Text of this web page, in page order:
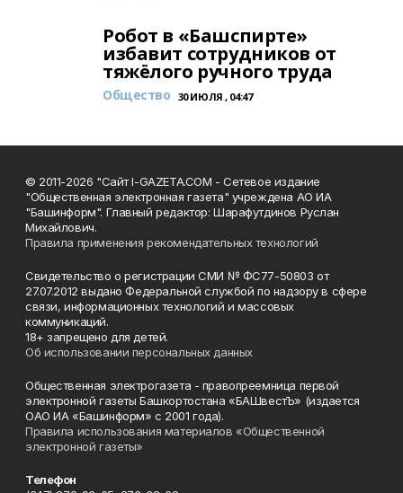
Робот в «Башспирте»
избавит сотрудников от
тяжёлого ручного труда
Общество 30 ИЮЛЯ , 04:47
© 2011-2026 "Сайт I-GAZETA.COM - Сетевое издание
"Общественная электронная газета" учреждена АО ИА
"Башинформ". Главный редактор: Шарафутдинов Руслан
Михайлович.
Правила применения рекомендательных технологий
Свидетельство о регистрации СМИ № ФС77-50803 от
27.07.2012 выдано Федеральной службой по надзору в сфере
связи, информационных технологий и массовых
коммуникаций.
18+ запрещено для детей.
Об использовании персональных данных
Общественная электрогазета - правопреемница первой
электронной газеты Башкортостана «БАШвестЪ» (издается
ОАО ИА «Башинформ» с 2001 года).
Правила использования материалов «Общественной
электронной газеты»
Телефон